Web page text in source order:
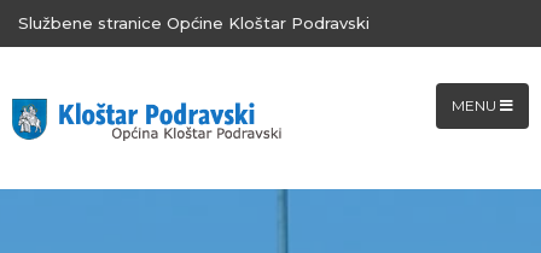
Službene stranice Općine Kloštar Podravski
MENU